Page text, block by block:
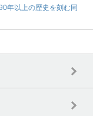
年以上の歴史を刻む同